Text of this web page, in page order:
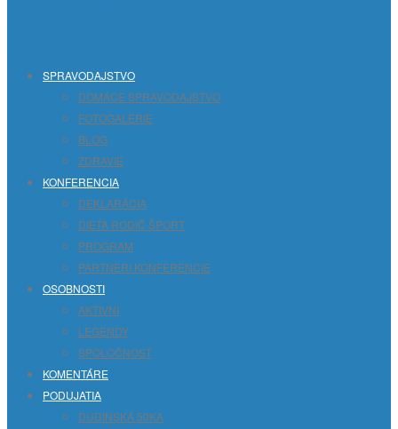
SPRAVODAJSTVO
DOMÁCE SPRAVODAJSTVO
FOTOGALÉRIE
BLOG
ZDRAVIE
KONFERENCIA
DEKLARÁCIA
DIEŤA RODIČ ŠPORT
PROGRAM
PARTNERI KONFERENCIE
OSOBNOSTI
AKTIVNI
LEGENDY
SPOLOČNOSŤ
KOMENTÁRE
PODUJATIA
DUDINSKÁ 50KA